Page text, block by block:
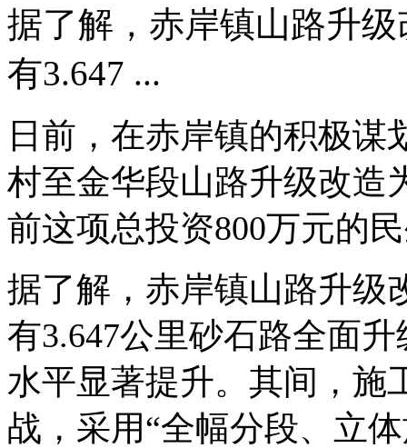
据了解，赤岸镇山路升
有3.647 ...
日前，在赤岸镇的积极
村至金华段山路升级改造
前这项总投资800万元的
据了解，赤岸镇山路升级
有3.647公里砂石路全面
水平显著提升。其间，施
战，采用“全幅分段、立